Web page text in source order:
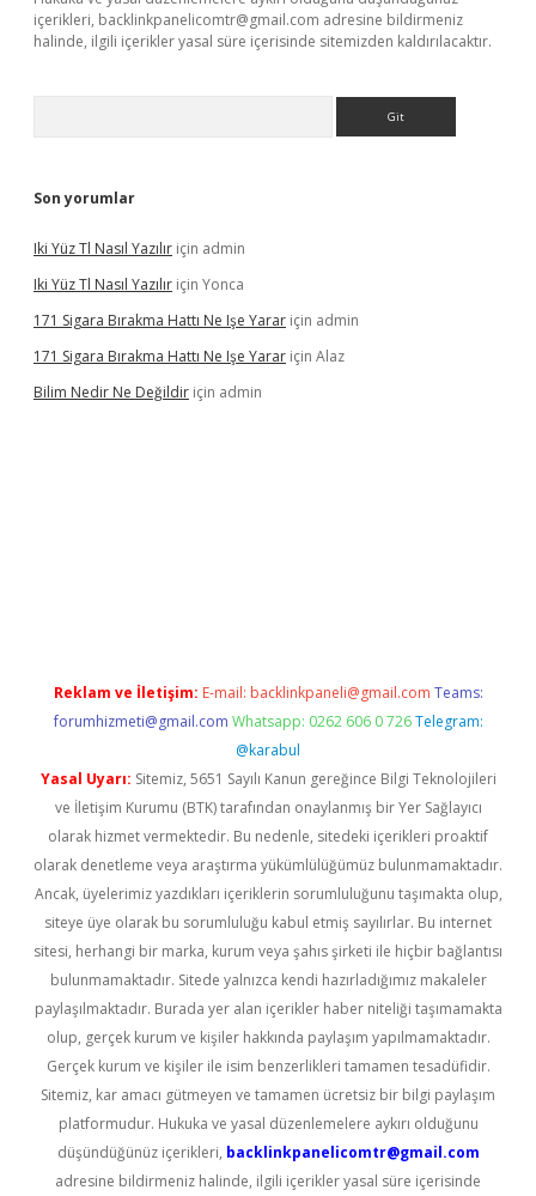
içerikleri, backlinkpanelicomtr@gmail.com adresine bildirmeniz
halinde, ilgili içerikler yasal süre içerisinde sitemizden kaldırılacaktır.
Son yorumlar
Iki Yüz Tl Nasıl Yazılır için admin
Iki Yüz Tl Nasıl Yazılır için Yonca
171 Sigara Bırakma Hattı Ne Işe Yarar için admin
171 Sigara Bırakma Hattı Ne Işe Yarar için Alaz
Bilim Nedir Ne Değildir için admin
Reklam ve İletişim: E-mail: backlinkpaneli@gmail.com Teams:
forumhizmeti@gmail.com Whatsapp: 0262 606 0 726 Telegram:
@karabul
Yasal Uyarı: Sitemiz, 5651 Sayılı Kanun gereğince Bilgi Teknolojileri
ve İletişim Kurumu (BTK) tarafından onaylanmış bir Yer Sağlayıcı
olarak hizmet vermektedir. Bu nedenle, sitedeki içerikleri proaktif
olarak denetleme veya araştırma yükümlülüğümüz bulunmamaktadır.
Ancak, üyelerimiz yazdıkları içeriklerin sorumluluğunu taşımakta olup,
siteye üye olarak bu sorumluluğu kabul etmiş sayılırlar. Bu internet
sitesi, herhangi bir marka, kurum veya şahıs şirketi ile hiçbir bağlantısı
bulunmamaktadır. Sitede yalnızca kendi hazırladığımız makaleler
paylaşılmaktadır. Burada yer alan içerikler haber niteliği taşımamakta
olup, gerçek kurum ve kişiler hakkında paylaşım yapılmamaktadır.
Gerçek kurum ve kişiler ile isim benzerlikleri tamamen tesadüfidir.
Sitemiz, kar amacı gütmeyen ve tamamen ücretsiz bir bilgi paylaşım
platformudur. Hukuka ve yasal düzenlemelere aykırı olduğunu
düşündüğünüz içerikleri, backlinkpanelicomtr@gmail.com
adresine bildirmeniz halinde, ilgili içerikler yasal süre içerisinde